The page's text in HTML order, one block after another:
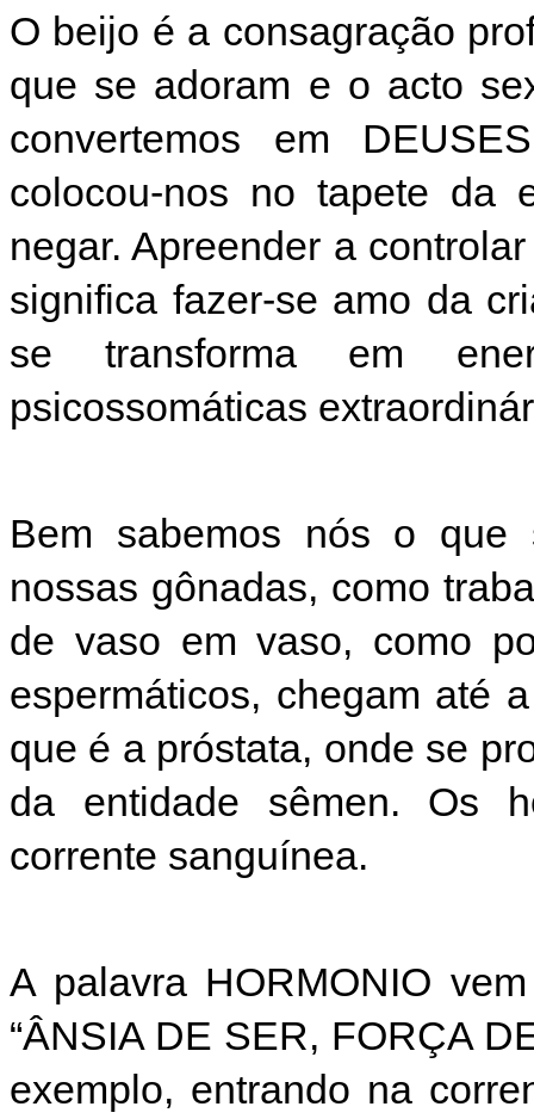
O beijo é a consagração
que se adoram e o acto
convertemos em
colocou-nos no tapete da
negar. Apreender a
significa fazer-se amo da
se transforma em
psicossomáticas
Bem sabemos nós o que
nossas gônadas, como
de vaso em vaso, como
espermáticos, chegam até
que é a próstata, onde se
da entidade sêmen. Os
corrente sanguínea.
A palavra HORMONIO
“ÂNSIA DE SER, FORÇA
exemplo, entrando na